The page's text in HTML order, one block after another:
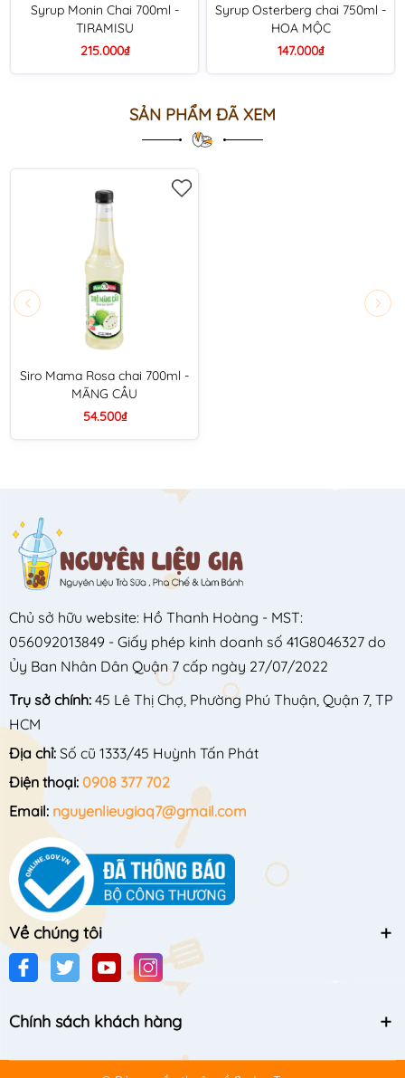
Syrup Monin Chai 700ml -
TIRAMISU
215.000₫
Syrup Osterberg chai 750ml -
HOA MỘC
147.000₫
SẢN PHẨM ĐÃ XEM
Siro Mama Rosa chai 700ml -
MÃNG CẦU
54.500₫
Chủ sở hữu website: Hồ Thanh Hoàng - MST:
056092013849 - Giấy phép kinh doanh số 41G8046327 do
Ủy Ban Nhân Dân Quận 7 cấp ngày 27/07/2022
Trụ sở chính: 45 Lê Thị Chợ, Phường Phú Thuận, Quận 7, TP
HCM
Địa chỉ: Số cũ 1333/45 Huỳnh Tấn Phát
Điện thoại: 0908 377 702
Email: nguyenlieugiaq7@gmail.com
Về chúng tôi
Chính sách khách hàng